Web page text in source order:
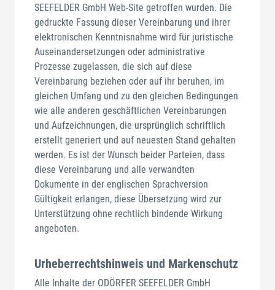
SEEFELDER GmbH Web-Site getroffen wurden. Die
gedruckte Fassung dieser Vereinbarung und ihrer
elektronischen Kenntnisnahme wird für juristische
Auseinandersetzungen oder administrative
Prozesse zugelassen, die sich auf diese
Vereinbarung beziehen oder auf ihr beruhen, im
gleichen Umfang und zu den gleichen Bedingungen
wie alle anderen geschäftlichen Vereinbarungen
und Aufzeichnungen, die ursprünglich schriftlich
erstellt generiert und auf neuesten Stand gehalten
werden. Es ist der Wunsch beider Parteien, dass
diese Vereinbarung und alle verwandten
Dokumente in der englischen Sprachversion
Gültigkeit erlangen, diese Übersetzung wird zur
Unterstützung ohne rechtlich bindende Wirkung
angeboten.
Urheberrechtshinweis und Markenschutz
Alle Inhalte der ODÖRFER SEEFELDER GmbH